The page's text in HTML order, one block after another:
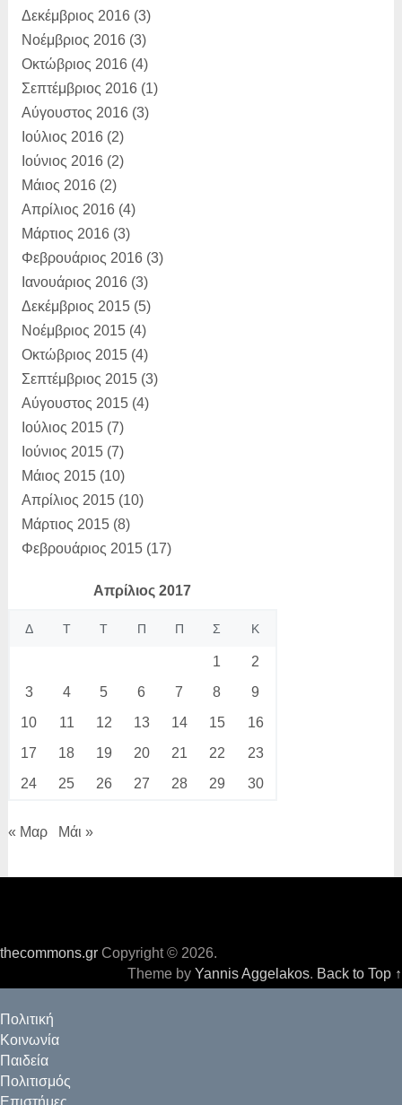
Δεκέμβριος 2016(3)
Νοέμβριος 2016(3)
Οκτώβριος 2016(4)
Σεπτέμβριος 2016(1)
Αύγουστος 2016(3)
Ιούλιος 2016(2)
Ιούνιος 2016(2)
Μάιος 2016(2)
Απρίλιος 2016(4)
Μάρτιος 2016(3)
Φεβρουάριος 2016(3)
Ιανουάριος 2016(3)
Δεκέμβριος 2015(5)
Νοέμβριος 2015(4)
Οκτώβριος 2015(4)
Σεπτέμβριος 2015(3)
Αύγουστος 2015(4)
Ιούλιος 2015(7)
Ιούνιος 2015(7)
Μάιος 2015(10)
Απρίλιος 2015(10)
Μάρτιος 2015(8)
Φεβρουάριος 2015(17)
Απρίλιος 2017
Δ Τ Τ Π Π Σ Κ
1
2
3
4 5 6 7 8
9
10
11 12 13 14 15
16
17
18 19 20 21 22
23
24
25 26 27 28 29 30
« Μαρ Μάι »
thecommons.gr Copyright © 2026.
Theme by Yannis Aggelakos. Back to Top ↑
Πολιτική
Κοινωνία
Παιδεία
Πολιτισμός
Επιστήμες